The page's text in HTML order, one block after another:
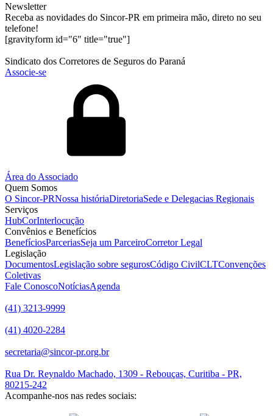
Newsletter
Receba as novidades do Sincor-PR em primeira mão, direto no seu
telefone!
[gravityform id="6" title="true"]
Sindicato dos Corretores de Seguros do Paraná
Associe-se
Área do Associado
Quem Somos
O Sincor-PRNossa históriaDiretoriaSede e Delegacias Regionais
Serviços
HubCorInterlocução
Convênios e Benefícios
BenefíciosParceriasSeja um ParceiroCorretor Legal
Legislação
DocumentosLegislação sobre segurosCódigo CivilCLTConvenções
Coletivas
Fale ConoscoNotíciasAgenda
(41) 3213-9999
(41) 4020-2284
secretaria@sincor-pr.org.br
Rua Dr. Reynaldo Machado, 1309 - Rebouças, Curitiba - PR,
80215-242
Acompanhe-nos nas redes sociais: